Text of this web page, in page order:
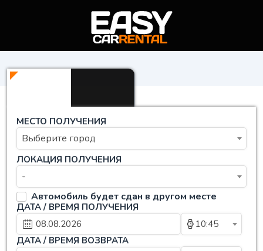
МЕСТО ПОЛУЧЕНИЯ
ЛОКАЦИЯ ПОЛУЧЕНИЯ
Выберите город
-
Автомобиль будет сдан в другом месте
ДАТА / ВРЕМЯ ПОЛУЧЕНИЯ
10:45
ДАТА / ВРЕМЯ ВОЗВРАТА